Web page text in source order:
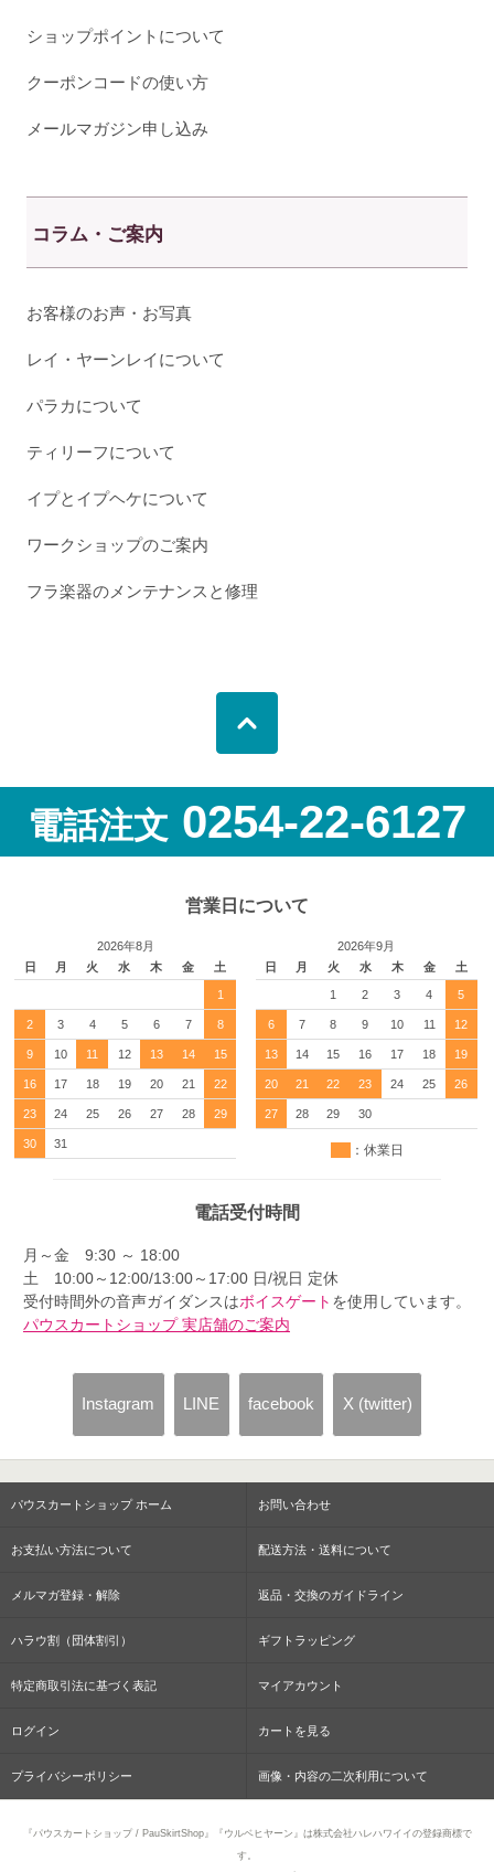
ショップポイントについて
クーポンコードの使い方
メールマガジン申し込み
コラム・ご案内
お客様のお声・お写真
レイ・ヤーンレイについて
パラカについて
ティリーフについて
イプとイプヘケについて
ワークショップのご案内
フラ楽器のメンテナンスと修理
電話注文 0254-22-6127
営業日について
2026年8月
日
月 火 水 木 金 土
1
2 3 4 5 6 7 8
9 10 11 12 13 14 15
16 17 18 19 20 21 22
23 24 25 26 27 28 29
30 31
2026年9月
日
月 火 水 木 金 土
1 2 3 4 5
6 7 8 9 10 11 12
13 14 15 16 17 18 19
20 21 22 23 24 25 26
27 28 29 30
：休業日
電話受付時間
月～金 9:30 ～ 18:00
土 10:00～12:00/13:00～17:00 日/祝日 定休
受付時間外の音声ガイダンスはボイスゲート を使用しています。
パウスカートショップ 実店舗のご案内
Instagram LINE facebook X (twitter)
パウスカートショップ ホーム お問い合わせ
お支払い方法について 配送方法・送料について
メルマガ登録・解除 返品・交換のガイドライン
ハラウ割（団体割引） ギフトラッピング
特定商取引法に基づく表記 マイアカウント
ログイン カートを見る
プライバシーポリシー 画像・内容の二次利用について
『パウスカートショップ / PauSkirtShop』『ウルベヒヤーン』は株式会社ハレハワイイの登録商標で
す。